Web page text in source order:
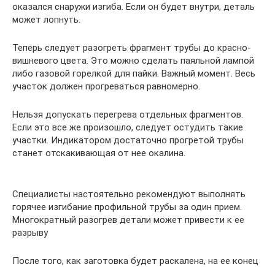
оказался снаружи изгиба. Если он будет внутри, деталь
может лопнуть.
Теперь следует разогреть фрагмент трубы до красно-
вишневого цвета. Это можно сделать паяльной лампой
либо газовой горелкой для пайки. Важный момент. Весь
участок должен прогреваться равномерно.
Нельзя допускать перегрева отдельных фрагментов.
Если это все же произошло, следует остудить такие
участки. Индикатором достаточно прогретой трубы
станет отскакивающая от нее окалина.
Специалисты настоятельно рекомендуют выполнять
горячее изгибание профильной трубы за один прием.
Многократный разогрев детали может привести к ее
разрыву
После того, как заготовка будет раскалена, на ее конец